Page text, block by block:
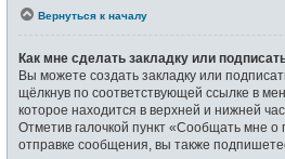
Вернуться к началу
Как мне сделать закладку или
Вы можете создать закладку или
щёлкнув по соответствующей ссылке в
которое находится в верхней и нижней
Отметив галочкой пункт «Сообщать мне о
отправке сообщения, вы также